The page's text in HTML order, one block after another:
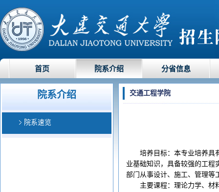
首页 院系介绍 分省信息
院系介绍
院系速览
交通工程学院
培养目标：本专业培养具
业基础知识，具备较强的工程
部门从事设计、施工、管理等
主要课程：理论力学、材